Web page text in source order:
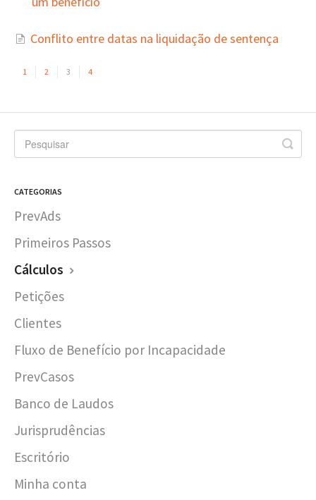
Conflito entre datas na liquidação de sentença
1 2 3 4
CATEGORIAS
PrevAds
Primeiros Passos
Cálculos
Petições
Clientes
Fluxo de Benefício por Incapacidade
PrevCasos
Banco de Laudos
Jurisprudências
Escritório
Minha conta